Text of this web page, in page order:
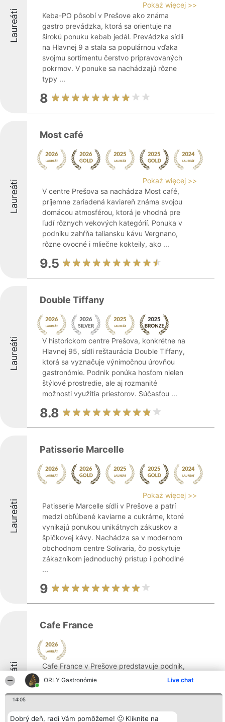
ORLY Gastronómie Live chat
14:05
Dobrý deň, radi Vám pomôžeme! 🙂 Kliknite na
Laureáti
Pokaż więcej >>
Keba-PO pôsobí v Prešove ako známa
gastro prevádzka, ktorá sa orientuje na
širokú ponuku kebab jedál. Prevádzka sídli
na Hlavnej 9 a stala sa populárnou vďaka
svojmu sortimentu čerstvo pripravovaných
pokrmov. V ponuke sa nachádzajú rôzne
typy ...
8
Laureáti
Most café
Pokaż więcej >>
V centre Prešova sa nachádza Most café,
príjemne zariadená kaviareň známa svojou
domácou atmosférou, ktorá je vhodná pre
ľudí rôznych vekových kategórií. Ponuka v
podniku zahŕňa taliansku kávu Vergnano,
rôzne ovocné i mliečne kokteily, ako ...
9.5
Laureáti
Double Tiffany
V historickom centre Prešova, konkrétne na
Hlavnej 95, sídli reštaurácia Double Tiffany,
ktorá sa vyznačuje výnimočnou úrovňou
gastronómie. Podnik ponúka hosťom nielen
štýlové prostredie, ale aj rozmanité
možnosti využitia priestorov. Súčasťou ...
8.8
Laureáti
Patisserie Marcelle
Pokaż więcej >>
Patisserie Marcelle sídli v Prešove a patrí
medzi obľúbené kaviarne a cukrárne, ktoré
vynikajú ponukou unikátnych zákuskov a
špičkovej kávy. Nachádza sa v modernom
obchodnom centre Solivaria, čo poskytuje
zákazníkom jednoduchý prístup i pohodlné
...
9
Laureáti
Cafe France
Cafe France v Prešove predstavuje podnik,
ktorý sa zameriava na kvalitnú gastronómiu
svojich hostí. Tento podnik sa nachádza v
adrese Námestie legionárov 15267/1 a ...